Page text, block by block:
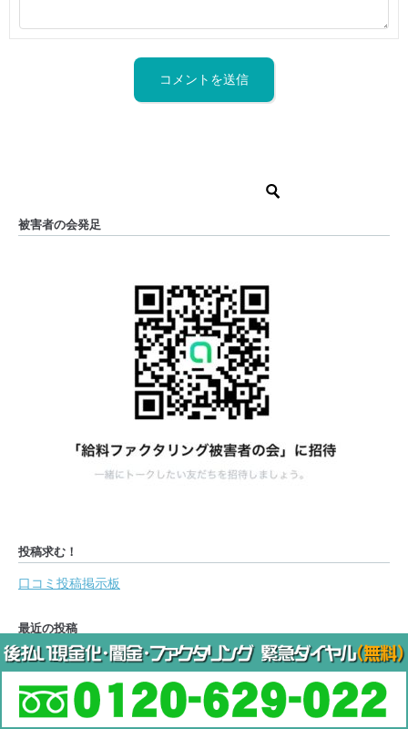
被害者の会発足
投稿求む！
口コミ投稿掲示板
最近の投稿
サクチケ┃利用すると会社に鬼電は本当か？先払い買取サイトの口コ
ワンアップ(1UP)┃回収だけになった？先払い買取サイトの口コミと
評判